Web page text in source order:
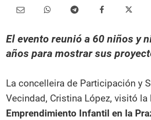
El evento reunió a 60 niños y
años para mostrar sus
La concelleira de Participación y
Vecindad, Cristina López, visitó la
Emprendimiento Infantil en la